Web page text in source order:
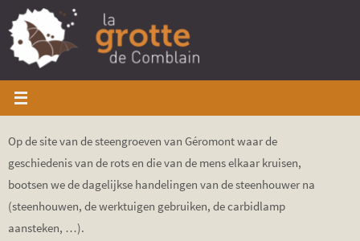
naar
de
Op de site van de steengroeven van Géromont waar de
geschiedenis van de rots en die van de mens elkaar kruisen,
bootsen we de dagelijkse handelingen van de steenhouwer na
(steenhouwen, de werktuigen gebruiken, de carbidlamp
aansteken, …).